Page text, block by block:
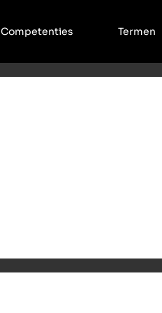
Competenties Termen